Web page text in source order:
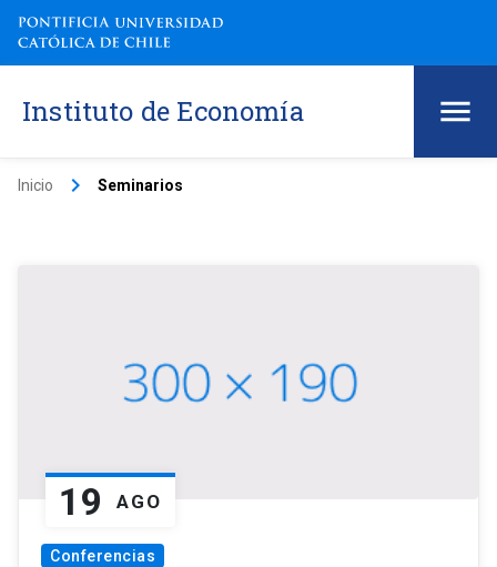
Instituto de Economía
Inicio keyboard_arrow_right Seminarios
19 AGO
Conferencias